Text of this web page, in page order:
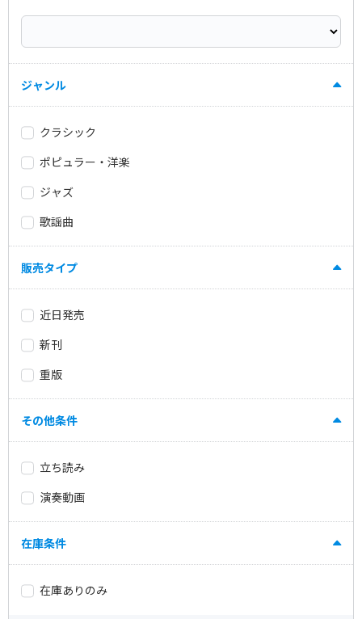
ジャンル
クラシック
ポピュラー・洋楽
ジャズ
歌謡曲
販売タイプ
近日発売
新刊
重版
その他条件
立ち読み
演奏動画
在庫条件
在庫ありのみ